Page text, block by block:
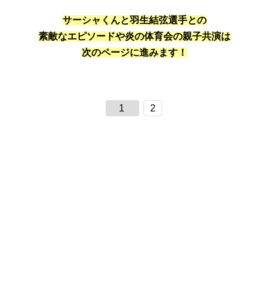
サーシャくんと羽生結弦選手との
素敵なエピソードや炎の体育会の親子共演は
次のページに進みます！
1 2